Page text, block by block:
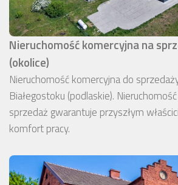
Nieruchomość komercyjna na
(okolice)
Nieruchomość komercyjna do
Białegostoku (podlaskie).
sprzedaż gwarantuje przyszłym
komfort pracy.